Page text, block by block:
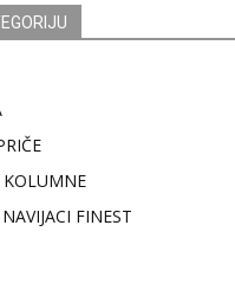
KOLUMNE
FINEST